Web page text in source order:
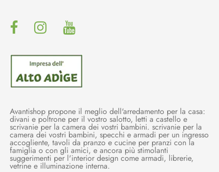
Avantishop propone il meglio dell'arredamento per la casa:
divani e poltrone per il vostro salotto, letti a castello e
scrivanie per la camera dei vostri bambini. scrivanie per la
camera dei vostri bambini, specchi e armadi per un ingresso
accogliente, tavoli da pranzo e cucine per pranzi con la
famiglia o con gli amici, e ancora più stimolanti
suggerimenti per l'interior design come armadi, librerie,
vetrine e illuminazione interna.